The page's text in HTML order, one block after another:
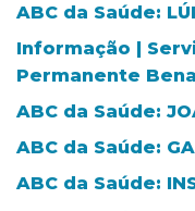
ABC da Saúde:
Informação |
Permanente
ABC da Saúde:
ABC da Saúde:
ABC da Saúde: